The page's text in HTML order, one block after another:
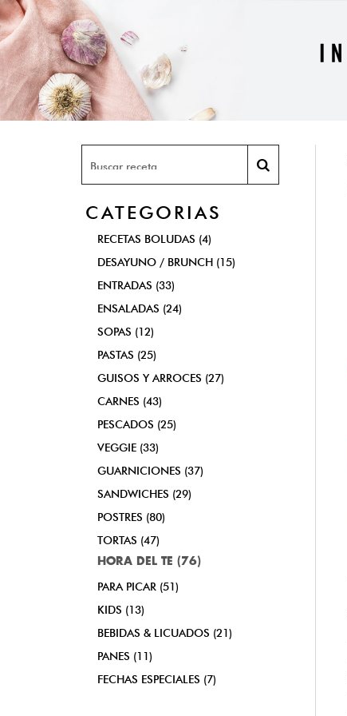
CATEGORIAS
RECETAS BOLUDAS (4)
DESAYUNO / BRUNCH (15)
ENTRADAS (33)
ENSALADAS (24)
SOPAS (12)
PASTAS (25)
GUISOS Y ARROCES (27)
CARNES (43)
PESCADOS (25)
VEGGIE (33)
GUARNICIONES (37)
SANDWICHES (29)
POSTRES (80)
TORTAS (47)
HORA DEL TE (76)
PARA PICAR (51)
KIDS (13)
BEBIDAS & LICUADOS (21)
PANES (11)
FECHAS ESPECIALES (7)